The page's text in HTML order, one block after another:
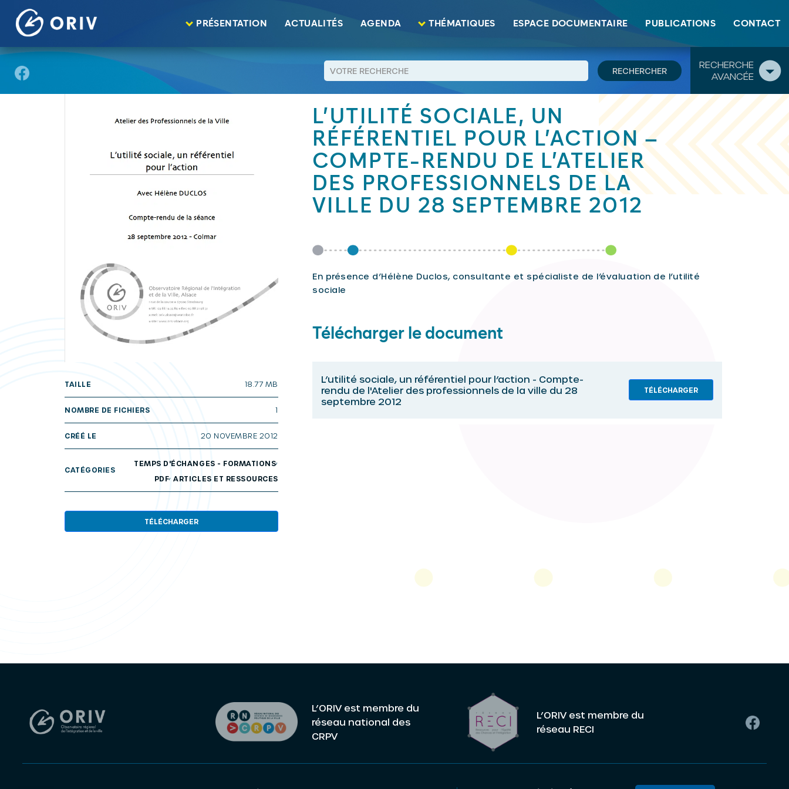
Aller au contenu PRÉSENTATION ACTUALITÉS AGENDA THÉMATIQUES ESPACE DOCUMENTAIRE PUBLICATIONS CONTACT
RECHERCHE
AVANCÉE
publications L’utilité sociale, un référentiel pour l’action - Compte-rendu de l'Atelier des professionnels de la ville du 28 septembre 2012
TAILLE 18.77 MB
NOMBRE DE FICHIERS 1
CRÉÉ LE 20 NOVEMBRE 2012
CATÉGORIES
TEMPS D'ÉCHANGES - FORMATIONS,
PDF, ARTICLES ET RESSOURCES
TÉLÉCHARGER
RETOUR
L’UTILITÉ SOCIALE, UN
RÉFÉRENTIEL POUR L’ACTION –
COMPTE-RENDU DE L’ATELIER
DES PROFESSIONNELS DE LA
VILLE DU 28 SEPTEMBRE 2012
En présence d’Hélène Duclos, consultante et spécialiste de l’évaluation de l’utilité
sociale
Télécharger le document
L’utilité sociale, un référentiel pour l’action - Compte-
rendu de l'Atelier des professionnels de la ville du 28
septembre 2012
TÉLÉCHARGER
L’ORIV est membre du
réseau national des
CRPV
L’ORIV est membre du
réseau RECI
Panneau de gestion des cookies